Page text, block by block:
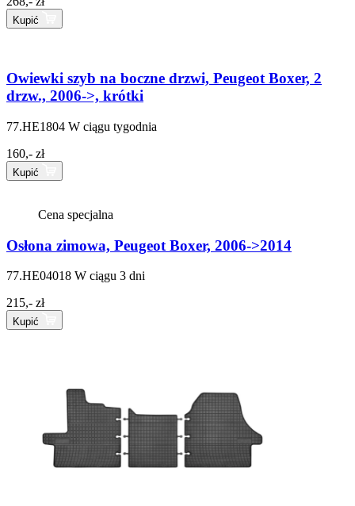
Kupić
Owiewki szyb na boczne drzwi, Peugeot Boxer, 2
drzw., 2006->, krótki
77.HE1804 W ciągu tygodnia
160,- zł
Kupić
Cena specjalna
Osłona zimowa, Peugeot Boxer, 2006->2014
77.HE04018 W ciągu 3 dni
215,- zł
Kupić